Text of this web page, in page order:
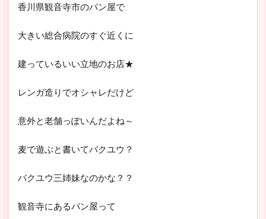
香川県観音寺市のパン屋で
大きい総合病院のすぐ近くに
建っているいい立地のお店★
レンガ造りでオシャレだけど
意外と老舗っぽいんだよね～
麦で遊ぶと書いてバクユウ？
バクユウ三姉妹なのかな？？
観音寺にあるパン屋って